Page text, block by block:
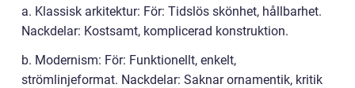
a. Klassisk arkitektur: För: Tidslös skönhet, hållbarhet.
Nackdelar: Kostsamt, komplicerad konstruktion.
b. Modernism: För: Funktionellt, enkelt,
strömlinjeformat. Nackdelar: Saknar ornamentik, kritik